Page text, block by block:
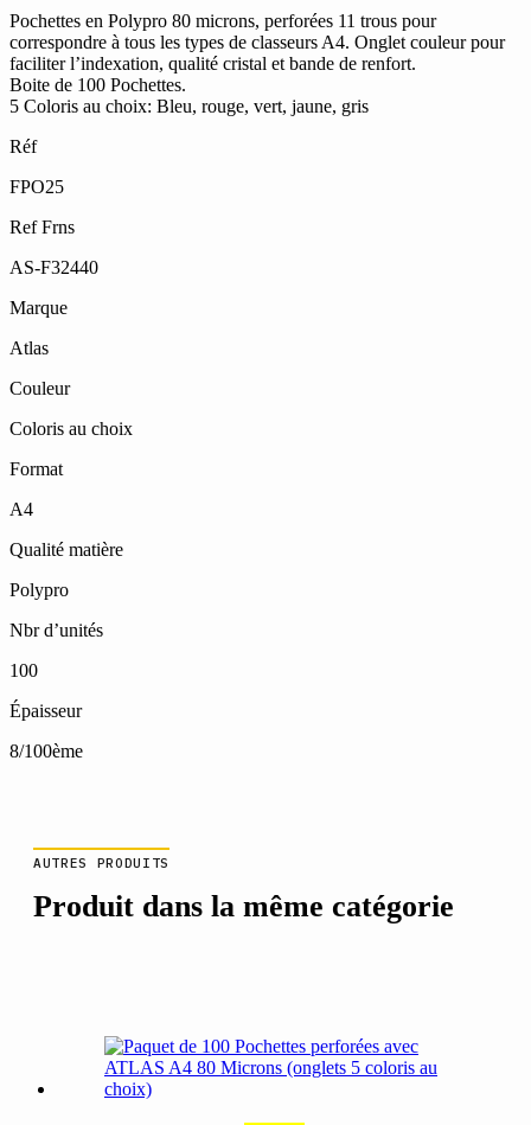
de
100
Pochettes
perforées
avec
A4
Microns
5
au
choix)
Pochettes en Polypro 80 microns, perforées 11 trous pour
correspondre à tous les types de classeurs A4. Onglet couleur pour
faciliter l’indexation, qualité cristal et bande de renfort.
Boite de 100 Pochettes.
5 Coloris au choix: Bleu, rouge, vert, jaune, gris
Réf
FPO25
Ref Frns
AS-F32440
Marque
Atlas
Couleur
Coloris au choix
Format
A4
Qualité matière
Polypro
Nbr d’unités
100
Épaisseur
8/100ème
AUTRES PRODUITS
Produit dans la même catégorie